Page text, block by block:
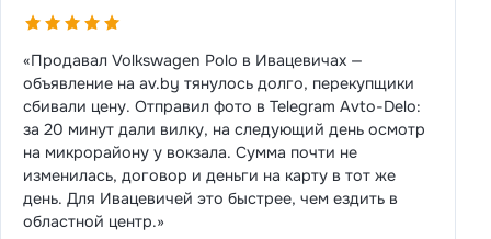
«Продавал Volkswagen Polo в Ивацевичах —
объявление на av.by тянулось долго, перекупщики
сбивали цену. Отправил фото в Telegram Avto-Delo:
за 20 минут дали вилку, на следующий день осмотр
на микрорайону у вокзала. Сумма почти не
изменилась, договор и деньги на карту в тот же
день. Для Ивацевичей это быстрее, чем ездить в
областной центр.»